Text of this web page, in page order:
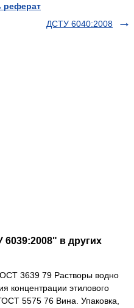
реферат
ДСТУ 6040:2008
в других
3639 79 Растворы водно
концентрации этилового
5575 76 Вина. Упаковка,